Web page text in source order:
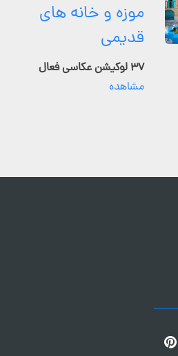
موزه و خانه های
قدیمی
۳۷ لوکیشن عکاسی فعال
مشاهده